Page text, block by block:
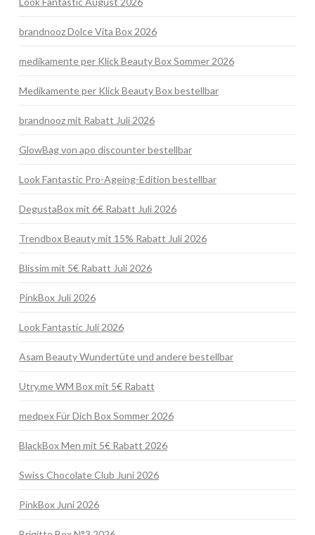
brandnooz Dolce Vita Box 2026
medikamente per Klick Beauty Box Sommer 2026
Medikamente per Klick Beauty Box bestellbar
brandnooz mit Rabatt Juli 2026
GlowBag von apo discounter bestellbar
Look Fantastic Pro-Ageing-Edition bestellbar
DegustaBox mit 6€ Rabatt Juli 2026
Trendbox Beauty mit 15% Rabatt Juli 2026
Blissim mit 5€ Rabatt Juli 2026
PinkBox Juli 2026
Look Fantastic Juli 2026
Asam Beauty Wundertüte und andere bestellbar
Utry.me WM Box mit 5€ Rabatt
medpex Für Dich Box Sommer 2026
BlackBox Men mit 5€ Rabatt 2026
Swiss Chocolate Club Juni 2026
PinkBox Juni 2026